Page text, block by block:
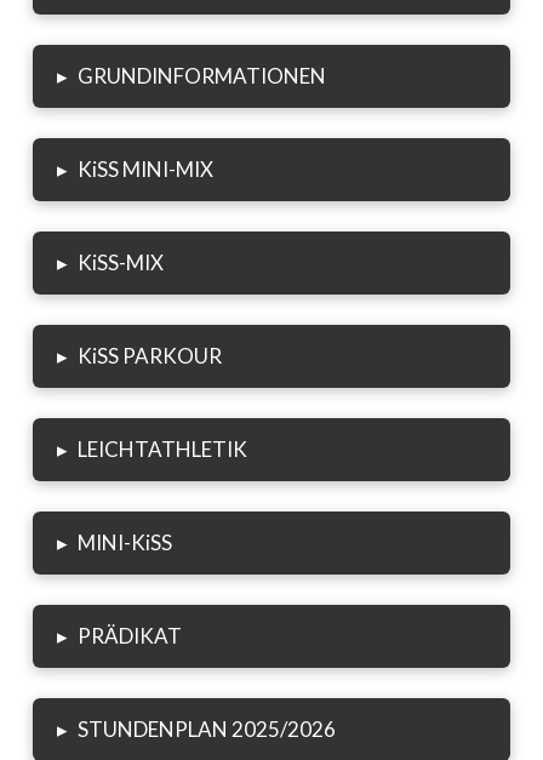
▸ GRUNDINFORMATIONEN
▸ KiSS MINI-MIX
▸ KiSS-MIX
▸ KiSS PARKOUR
▸ LEICHTATHLETIK
▸ MINI-KiSS
▸ PRÄDIKAT
▸ STUNDENPLAN 2025/2026